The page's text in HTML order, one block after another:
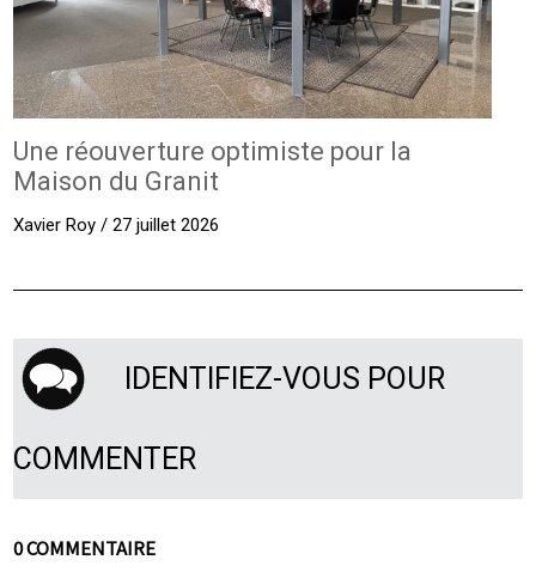
Une réouverture optimiste pour la
Maison du Granit
Xavier Roy / 27 juillet 2026
IDENTIFIEZ-VOUS POUR
COMMENTER
0 COMMENTAIRE